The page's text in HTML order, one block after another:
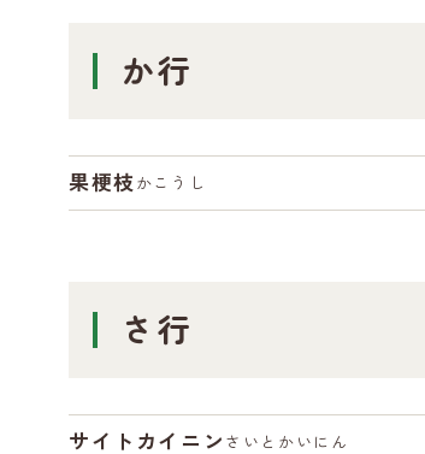
か行
果梗枝 かこうし
さ行
サイトカイニン さいとかいにん